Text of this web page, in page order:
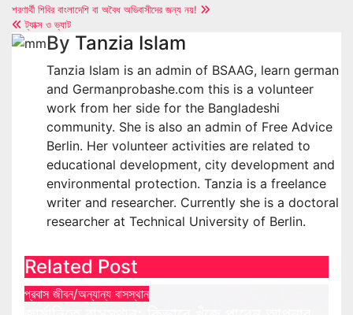
Post
navigation
শরণার্থী শিবির বাংলাদেশি বা অবৈধ অভিবাসীদের জন্য নয়!
ট্যাক্স ও ভ্যাট
By Tanzia Islam
Tanzia Islam is an admin of BSAAG, learn german
and Germanprobashe.com this is a volunteer
work from her side for the Bangladeshi
community. She is also an admin of Free Advice
Berlin. Her volunteer activities are related to
educational development, city development and
environmental protection. Tanzia is a freelance
writer and researcher. Currently she is a doctoral
researcher at Technical University of Berlin.
Related Post
প্রবাস জীবন/অন্যান্য বাসস্থান